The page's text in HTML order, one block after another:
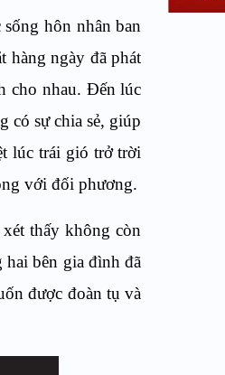
hôn nhân ban
hàng ngày đã phát
cho nhau. Đến lúc
có sự chia sẻ, giúp
lúc trái gió trở trời
với đối phương.
thấy không còn
bên gia đình đã
được đoàn tụ và